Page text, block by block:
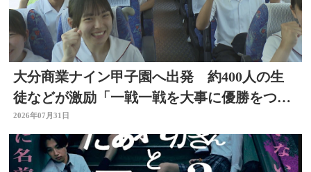
大分商業ナイン甲子園へ出発 約400人の生
徒などが激励「一戦一戦を大事に優勝をつか
み取って」
2026年07月31日